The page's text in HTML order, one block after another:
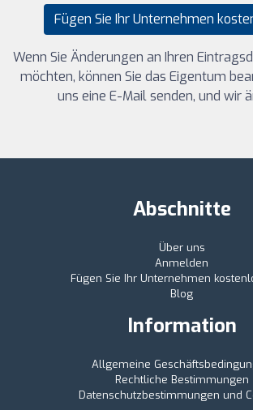
Fügen Sie Ihr Unternehmen
Wenn Sie Änderungen an Ihren
möchten, können Sie das Eigentum
uns eine E-Mail senden, und wir
Abschnitte
Über uns
Anmelden
Fügen Sie Ihr Unternehmen
Blog
Information
Allgemeine
Rechtliche Bestimmungen
Datenschutzbestimmungen und